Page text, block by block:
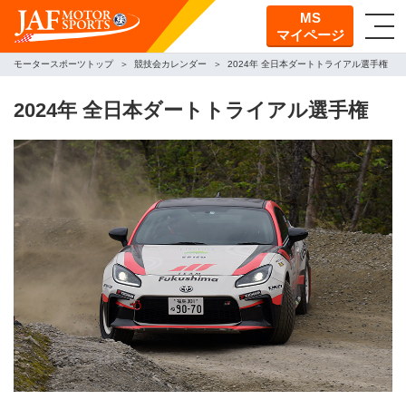
MS
マイページ
モータースポーツトップ 競技会カレンダー 2024年 全日本ダートトライアル選手権
2024年 全日本ダートトライアル選手権